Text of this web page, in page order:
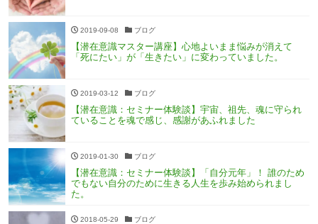
2019-09-08 ブログ
【潜在意識マスター講座】心地よいまま悩みが消えて
「死にたい」が「生きたい」に変わっていました。
2019-03-12 ブログ
【潜在意識：セミナー体験談】宇宙、祖先、魂に守られ
ていることを魂で感じ、感謝があふれました
2019-01-30 ブログ
【潜在意識：セミナー体験談】「自分元年」！ 誰のため
でもない自分のために生きる人生を歩み始められまし
た。
2018-05-29 ブログ